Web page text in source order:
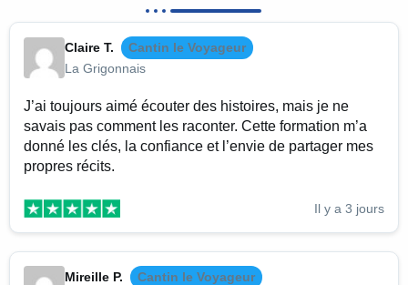
Claire T.
Cantin le Voyageur
La Grigonnais
J’ai toujours aimé écouter des histoires, mais je ne
savais pas comment les raconter. Cette formation m’a
donné les clés, la confiance et l’envie de partager mes
propres récits.
Il y a 3 jours
Mireille P.
Cantin le Voyageur